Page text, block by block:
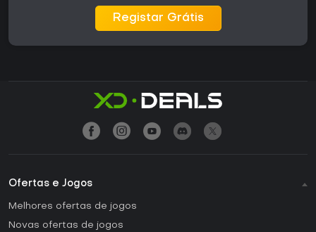
Registar Grátis
Ofertas e Jogos
Melhores ofertas de jogos
Novas ofertas de jogos